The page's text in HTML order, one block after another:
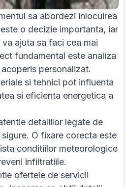
sa abordezi inlocuirea
o decizie importanta, iar
ajuta sa faci cea mai
fundamental este analiza
personalizat.
si tehnici pot influenta
si eficienta energetica a
detaliilor legate de
O fixare corecta este
conditiilor meteorologice
infiltratiile.
ofertele de servicii